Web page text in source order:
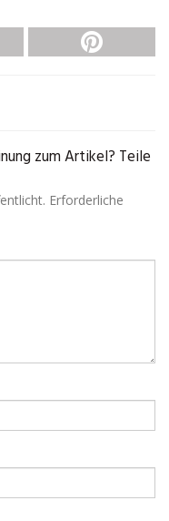
zum Artikel? Teile
Erforderliche